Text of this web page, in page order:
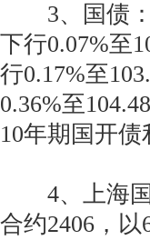
3、国债：4
下行0.07%至
行0.17%至
0.36%至
10年期国开债
4、上海国
合约2406，